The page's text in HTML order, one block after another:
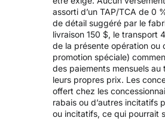
assorti d’un TAP/TCA de 0
de détail suggéré par le
livraison 150 $, le transport
de la présente opération ou
promotion spéciale)
des paiements mensuels
leurs propres prix. Les
offert chez les
rabais ou d’autres incitatifs
ou incitatifs, ce qui pourrait